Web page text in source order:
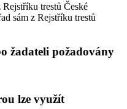
trestů České
sám z Rejstříku trestů
žadateli požadovány
lze využít